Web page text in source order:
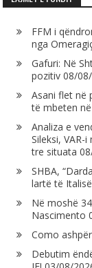
FFM i
nga
Gafuri: Në
pozitiv 08/
Asani flet në
të mbeten
Analiza e
Sileksi,
tre situata
SHBA,
lartë të Italisë
Në moshë
Nascimento
Como
Debutim